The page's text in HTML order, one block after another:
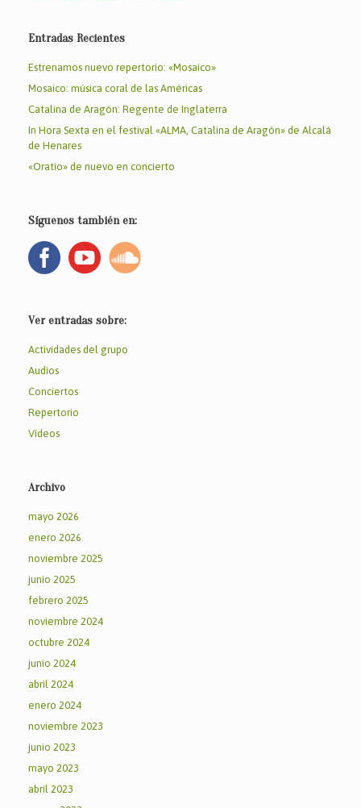
c
e
b
o
o
k
itt
er
at
s
A
p
p
l
p
ar
tir
Entradas Recientes
Estrenamos nuevo repertorio: «Mosaico»
Mosaico: música coral de las Américas
Catalina de Aragón: Regente de Inglaterra
In Hora Sexta en el festival «ALMA, Catalina de Aragón» de Alcalá
de Henares
«Oratio» de nuevo en concierto
Síguenos también en:
Ver entradas sobre:
Actividades del grupo
Audios
Conciertos
Repertorio
Vídeos
Archivo
mayo 2026
enero 2026
noviembre 2025
junio 2025
febrero 2025
noviembre 2024
octubre 2024
junio 2024
abril 2024
enero 2024
noviembre 2023
junio 2023
mayo 2023
abril 2023